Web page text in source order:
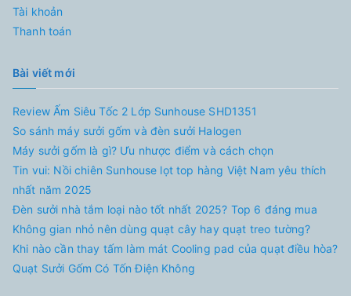
Tài khoản
Thanh toán
Bài viết mới
Review Ấm Siêu Tốc 2 Lớp Sunhouse SHD1351
So sánh máy sưởi gốm và đèn sưởi Halogen
Máy sưởi gốm là gì? Ưu nhược điểm và cách chọn
Tin vui: Nồi chiên Sunhouse lọt top hàng Việt Nam yêu thích
nhất năm 2025
Đèn sưởi nhà tắm loại nào tốt nhất 2025? Top 6 đáng mua
Không gian nhỏ nên dùng quạt cây hay quạt treo tường?
Khi nào cần thay tấm làm mát Cooling pad của quạt điều hòa?
Quạt Sưởi Gốm Có Tốn Điện Không